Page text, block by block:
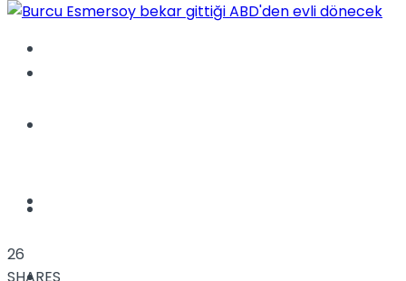
26
SHARES